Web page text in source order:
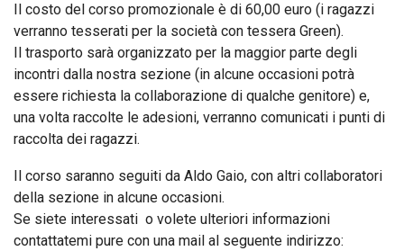
Il costo del corso promozionale è di 60,00 euro (i ragazzi
verranno tesserati per la società con tessera Green).
Il trasporto sarà organizzato per la maggior parte degli
incontri dalla nostra sezione (in alcune occasioni potrà
essere richiesta la collaborazione di qualche genitore) e,
una volta raccolte le adesioni, verranno comunicati i punti di
raccolta dei ragazzi.
Il corso saranno seguiti da Aldo Gaio, con altri collaboratori
della sezione in alcune occasioni.
Se siete interessati o volete ulteriori informazioni
contattatemi pure con una mail al seguente indirizzo: